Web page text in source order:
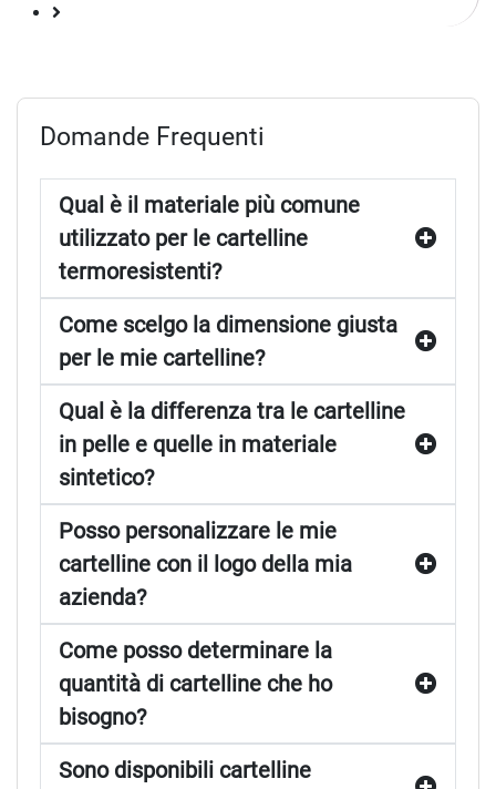
Domande Frequenti
Qual è il materiale più comune
utilizzato per le cartelline
termoresistenti?
Come scelgo la dimensione giusta
per le mie cartelline?
Qual è la differenza tra le cartelline
in pelle e quelle in materiale
sintetico?
Posso personalizzare le mie
cartelline con il logo della mia
azienda?
Come posso determinare la
quantità di cartelline che ho
bisogno?
Sono disponibili cartelline